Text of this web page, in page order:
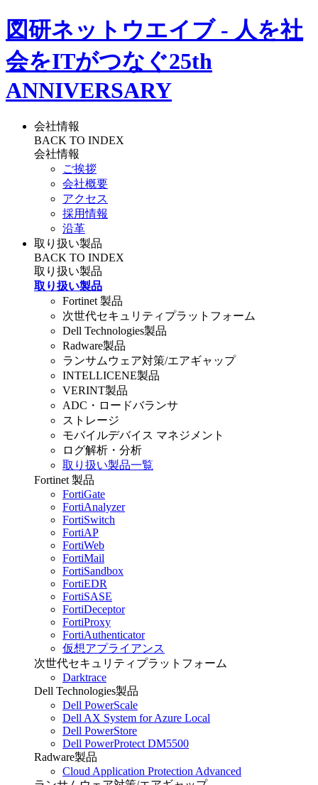
図研ネットウエイブ - 人を社
会をITがつなぐ25th
ANNIVERSARY
会社情報
BACK TO INDEX
会社情報
ご挨拶
会社概要
アクセス
採用情報
沿革
取り扱い製品
BACK TO INDEX
取り扱い製品
取り扱い製品
Fortinet 製品
次世代セキュリティプラットフォーム
Dell Technologies製品
Radware製品
ランサムウェア対策/エアギャップ
INTELLICENE製品
VERINT製品
ADC・ロードバランサ
ストレージ
モバイルデバイス マネジメント
ログ解析・分析
取り扱い製品一覧
Fortinet 製品
FortiGate
FortiAnalyzer
FortiSwitch
FortiAP
FortiWeb
FortiMail
FortiSandbox
FortiEDR
FortiSASE
FortiDeceptor
FortiProxy
FortiAuthenticator
仮想アプライアンス
次世代セキュリティプラットフォーム
Darktrace
Dell Technologies製品
Dell PowerScale
Dell AX System for Azure Local
Dell PowerStore
Dell PowerProtect DM5500
Radware製品
Cloud Application Protection Advanced